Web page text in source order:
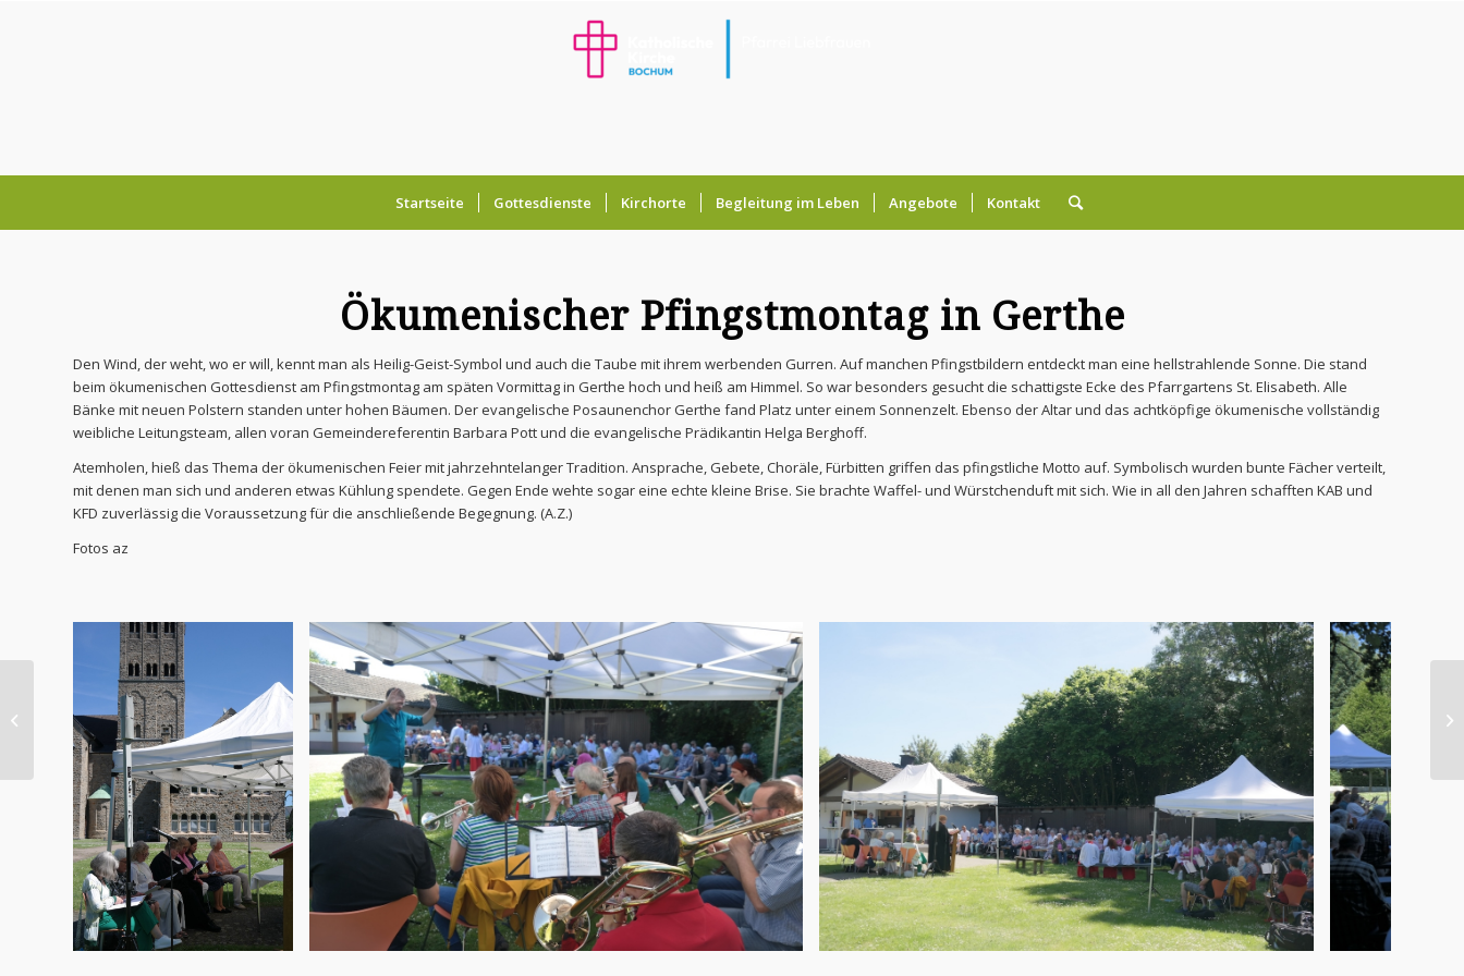
Startseite Gottesdienste Kirchorte Begleitung im Leben Angebote Kontakt
Ökumenischer Pfingstmontag in Gerthe
Den Wind, der weht, wo er will, kennt man als Heilig-Geist-Symbol und auch die Taube mit ihrem werbenden Gurren. Auf manchen Pfingstbildern entdeckt man eine hellstrahlende Sonne. Die stand
beim ökumenischen Gottesdienst am Pfingstmontag am späten Vormittag in Gerthe hoch und heiß am Himmel. So war besonders gesucht die schattigste Ecke des Pfarrgartens St. Elisabeth. Alle
Bänke mit neuen Polstern standen unter hohen Bäumen. Der evangelische Posaunenchor Gerthe fand Platz unter einem Sonnenzelt. Ebenso der Altar und das achtköpfige ökumenische vollständig
weibliche Leitungsteam, allen voran Gemeindereferentin Barbara Pott und die evangelische Prädikantin Helga Berghoff.
Atemholen, hieß das Thema der ökumenischen Feier mit jahrzehntelanger Tradition. Ansprache, Gebete, Choräle, Fürbitten griffen das pfingstliche Motto auf. Symbolisch wurden bunte Fächer verteilt,
mit denen man sich und anderen etwas Kühlung spendete. Gegen Ende wehte sogar eine echte kleine Brise. Sie brachte Waffel- und Würstchenduft mit sich. Wie in all den Jahren schafften KAB und
KFD zuverlässig die Voraussetzung für die anschließende Begegnung. (A.Z.)
Fotos az
Kaleidoskop Glaube-
Hoffnung-Liebe